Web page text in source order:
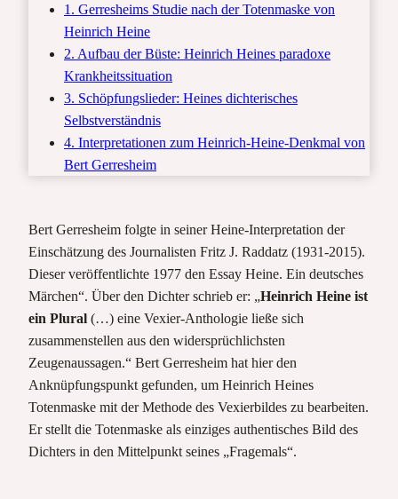
1. Gerresheims Studie nach der Totenmaske von
Heinrich Heine
2. Aufbau der Büste: Heinrich Heines paradoxe
Krankheitssituation
3. Schöpfungslieder: Heines dichterisches
Selbstverständnis
4. Interpretationen zum Heinrich-Heine-Denkmal von
Bert Gerresheim
Bert Gerresheim folgte in seiner Heine-Interpretation der
Einschätzung des Journalisten Fritz J. Raddatz (1931-2015).
Dieser veröffentlichte 1977 den Essay Heine. Ein deutsches
Märchen“. Über den Dichter schrieb er: „Heinrich Heine ist
ein Plural (…) eine Vexier-Anthologie ließe sich
zusammenstellen aus den widersprüchlichsten
Zeugenaussagen.“ Bert Gerresheim hat hier den
Anknüpfungspunkt gefunden, um Heinrich Heines
Totenmaske mit der Methode des Vexierbildes zu bearbeiten.
Er stellt die Totenmaske als einziges authentisches Bild des
Dichters in den Mittelpunkt seines „Fragemals“.